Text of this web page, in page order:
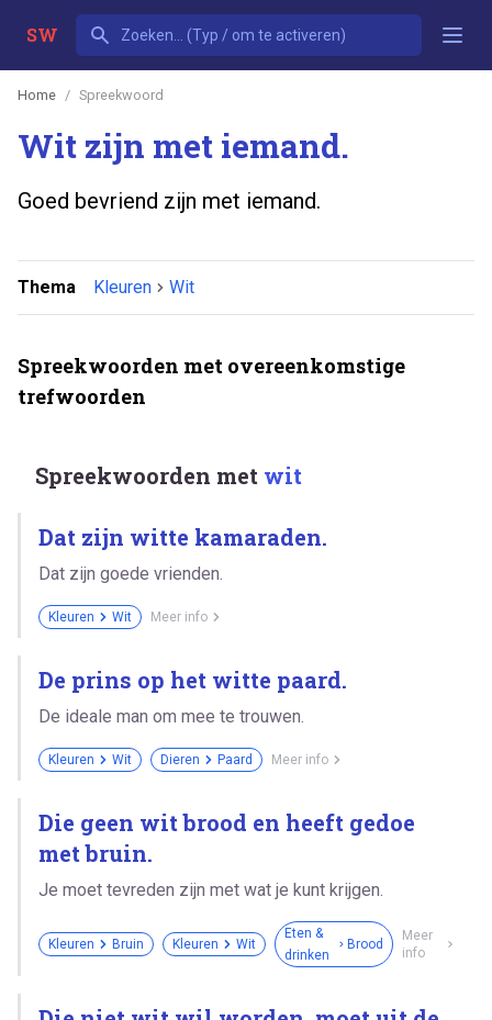
SW
Home Spreekwoord
Wit zijn met iemand.
Goed bevriend zijn met iemand.
Thema Kleuren Wit
Spreekwoorden met overeenkomstige
trefwoorden
Spreekwoorden met wit
Dat zijn witte kamaraden.
Dat zijn goede vrienden.
Kleuren Wit Meer info
De prins op het witte paard.
De ideale man om mee te trouwen.
Kleuren Wit Dieren Paard Meer info
Die geen wit brood en heeft gedoe
met bruin.
Je moet tevreden zijn met wat je kunt krijgen.
Kleuren Bruin Kleuren Wit
Eten &
drinken
Brood
Meer
info